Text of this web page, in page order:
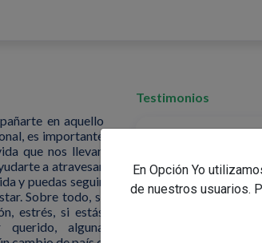
en aquello
es importante
que nos llevan
a atravesar
y puedas seguir
Sobre todo, si
estrés, si estás
alguna
Testimonios
En Opción Yo
de nuestros usuarios.